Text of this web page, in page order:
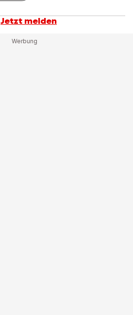
Jetzt melden